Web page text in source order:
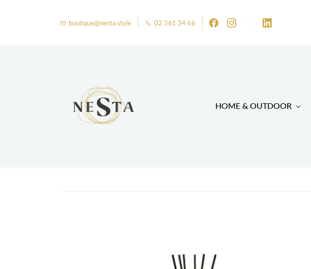
boutique@nesta.style 02 361 34 66
HOME & OUTDOOR